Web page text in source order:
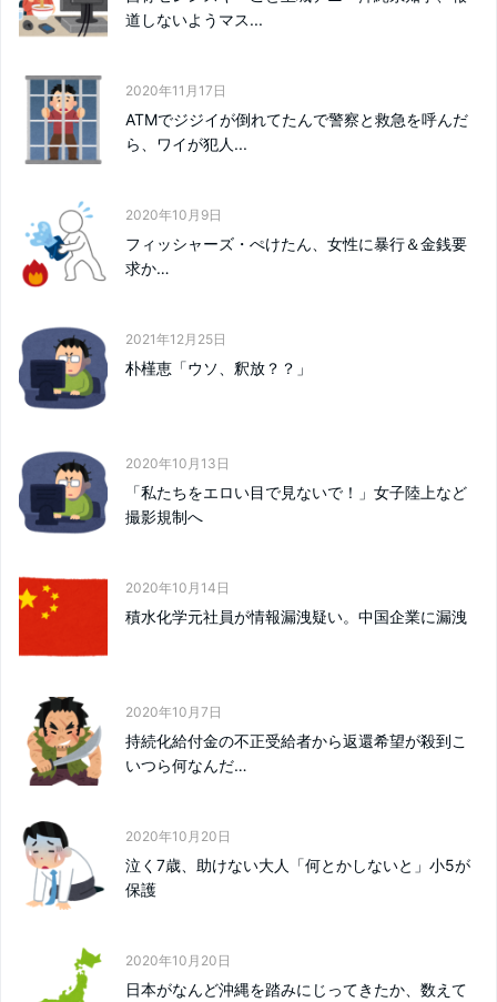
道しないようマス...
2020年11月17日
ATMでジジイが倒れてたんで警察と救急を呼んだ
ら、ワイが犯人...
2020年10月9日
フィッシャーズ・ぺけたん、女性に暴行＆金銭要
求か…
2021年12月25日
朴槿恵「ウソ、釈放？？」
2020年10月13日
「私たちをエロい目で見ないで！」女子陸上など
撮影規制へ
2020年10月14日
積水化学元社員が情報漏洩疑い。中国企業に漏洩
2020年10月7日
持続化給付金の不正受給者から返還希望が殺到こ
いつら何なんだ…
2020年10月20日
泣く7歳、助けない大人「何とかしないと」小5が
保護
2020年10月20日
日本がなんど沖縄を踏みにじってきたか、数えて